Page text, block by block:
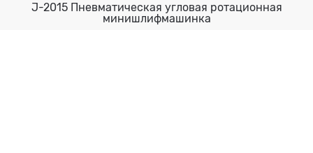
J-2015 Пневматическая угловая ротационная
минишлифмашинка